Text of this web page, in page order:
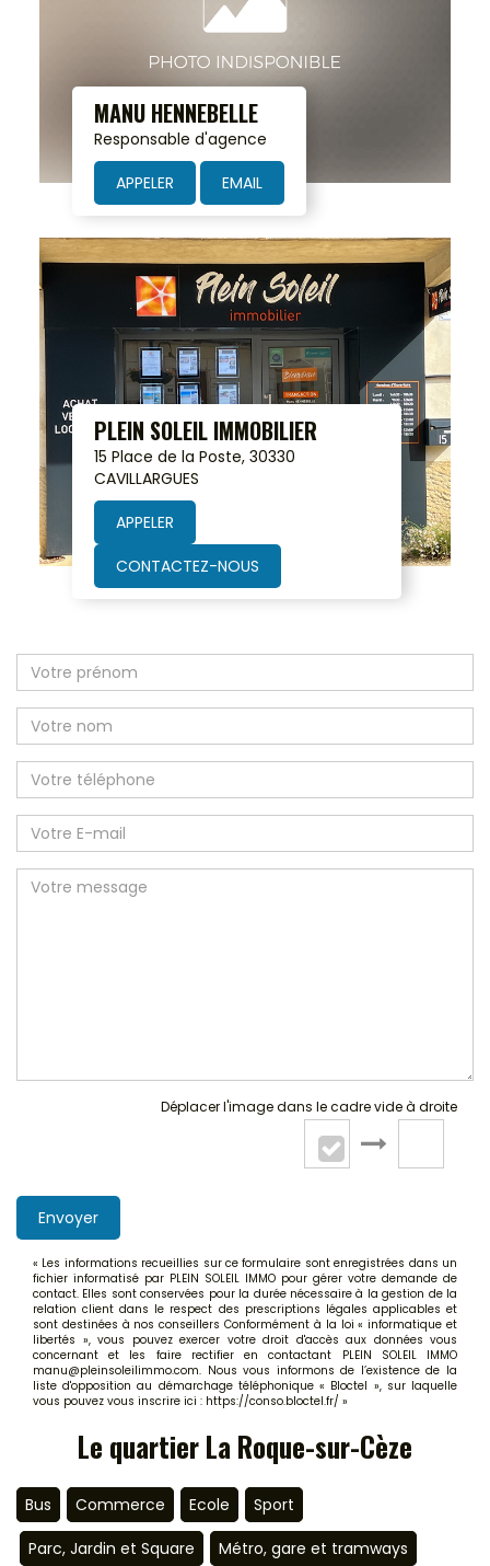
MANU HENNEBELLE
Responsable d'agence
APPELER
EMAIL
PLEIN SOLEIL IMMOBILIER
15 Place de la Poste, 30330
CAVILLARGUES
APPELER
CONTACTEZ-NOUS
Déplacer l'image dans le cadre vide à droite
Envoyer
« Les informations recueillies sur ce formulaire sont enregistrées dans un
fichier informatisé par PLEIN SOLEIL IMMO pour gérer votre demande de
contact. Elles sont conservées pour la durée nécessaire à la gestion de la
relation client dans le respect des prescriptions légales applicables et
sont destinées à nos conseillers Conformément à la loi « informatique et
libertés », vous pouvez exercer votre droit d'accès aux données vous
concernant et les faire rectifier en contactant PLEIN SOLEIL IMMO
manu@pleinsoleilimmo.com. Nous vous informons de l’existence de la
liste d'opposition au démarchage téléphonique « Bloctel », sur laquelle
vous pouvez vous inscrire ici : https://conso.bloctel.fr/ »
Le quartier La Roque-sur-Cèze
Bus Commerce Ecole
Sport
Parc, Jardin et Square
Métro, gare et tramways